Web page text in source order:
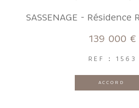
SASSENAGE -
139 000 €
REF : 1563
ACCORD